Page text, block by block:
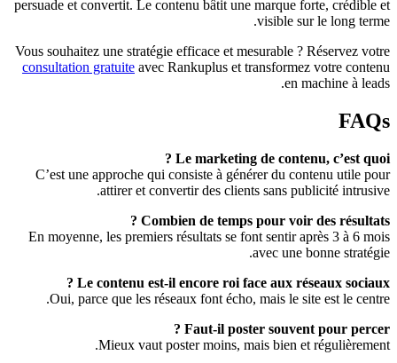
persuade et convertit. Le contenu bâtit une marque forte, crédible et
visible sur le long terme.
Vous souhaitez une stratégie efficace et mesurable ? Réservez votre
consultation gratuite avec Rankuplus et transformez votre contenu
en machine à leads.
FAQs
Le marketing de contenu, c’est quoi ?
C’est une approche qui consiste à générer du contenu utile pour
attirer et convertir des clients sans publicité intrusive.
Combien de temps pour voir des résultats ?
En moyenne, les premiers résultats se font sentir après 3 à 6 mois
avec une bonne stratégie.
Le contenu est-il encore roi face aux réseaux sociaux ?
Oui, parce que les réseaux font écho, mais le site est le centre.
Faut-il poster souvent pour percer ?
Mieux vaut poster moins, mais bien et régulièrement.